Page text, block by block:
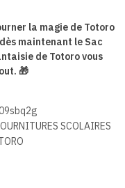
la magie de Totoro
maintenant le Sac
de Totoro vous
🎁
SCOLAIRES